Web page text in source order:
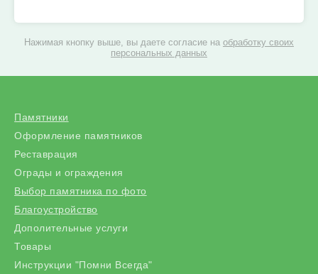
Нажимая кнопку выше, вы даете согласие на обработку своих
персональных данных
Памятники
Оформление памятников
Реставрация
Ограды и ограждения
Выбор памятника по фото
Благоустройство
Дополительные услуги
Товары
Инструкции "Помни Всегда"